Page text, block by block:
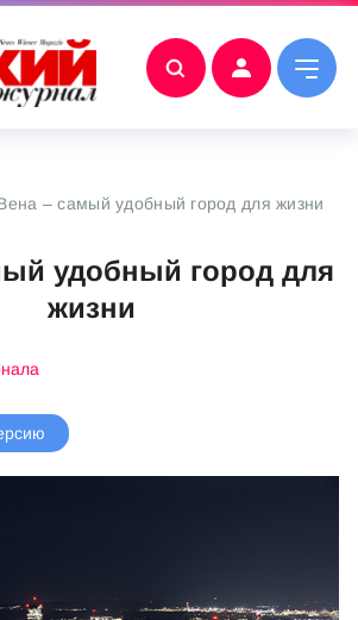
– самый удобный город для жизни
удобный город для
жизни